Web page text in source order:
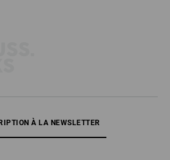
À LA NEWSLETTER